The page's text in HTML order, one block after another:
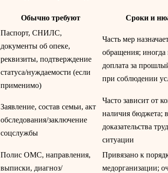
Обычно требуют Сроки и
Паспорт, СНИЛС,
документы об опеке,
реквизиты, подтверждение
статуса/нуждаемости (если
применимо)
Часть мер
обращения; иногда
доплата за
при соблюдении
Заявление, состав семьи, акт
обследования/заключение
соцслужбы
Часто зависит от
наличия бюджета;
доказательства
ситуации
Полис ОМС, направления,
выписки, диагноз/
Привязано к
медорганизации;